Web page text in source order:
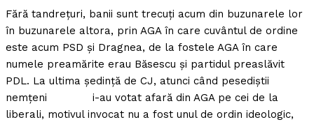
Fără tandreţuri, banii sunt trecuţi acum din buzunarele lor
în buzunarele altora, prin AGA în care cuvântul de ordine
este acum PSD şi Dragnea, de la fostele AGA în care
numele preamărite erau Băsescu şi partidul preaslăvit
PDL. La ultima şedinţă de CJ, atunci când pesediştii
nemţeni i-au votat afară din AGA pe cei de la
liberali, motivul invocat nu a fost unul de ordin ideologic,